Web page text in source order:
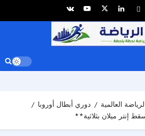
العالمية
دوري أبطال أوروبا
إنتر ميلان بثلاثية**